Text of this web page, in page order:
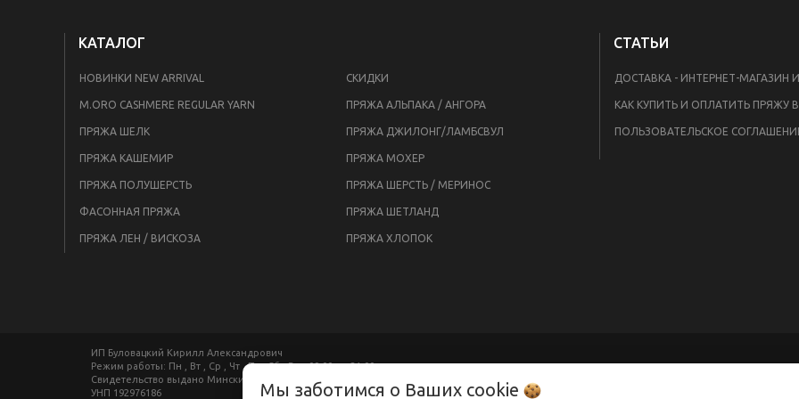
КАТАЛОГ
НОВИНКИ NEW ARRIVAL СКИДКИ
M.ORO CASHMERE REGULAR YARN ПРЯЖА АЛЬПАКА / АНГОРА
ПРЯЖА ШЕЛК ПРЯЖА ДЖИЛОНГ/ЛАМБСВУЛ
ПРЯЖА КАШЕМИР ПРЯЖА МОХЕР
ПРЯЖА ПОЛУШЕРСТЬ ПРЯЖА ШЕРСТЬ / МЕРИНОС
ФАСОННАЯ ПРЯЖА ПРЯЖА ШЕТЛАНД
ПРЯЖА ЛЕН / ВИСКОЗА ПРЯЖА ХЛОПОК
СТАТЬИ
ПОЛЬЗОВАТЕЛЬСКОЕ
ИП Буловацкий Кирилл Александрович
Режим работы: Пн , Вт , Ср , Чт , Пт , Сб , Вс c 09:00 до 21:00
Свидетельство выдано Минским горисполкомом 29.09.2017
УНП 192976186
Мы заботимся о Ваших cookie